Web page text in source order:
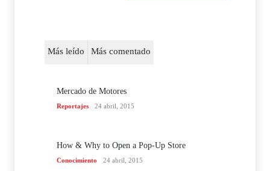
Más leído Más comentado
Mercado de Motores
Reportajes 24 abril, 2015
How & Why to Open a Pop-Up Store
Conocimiento 24 abril, 2015